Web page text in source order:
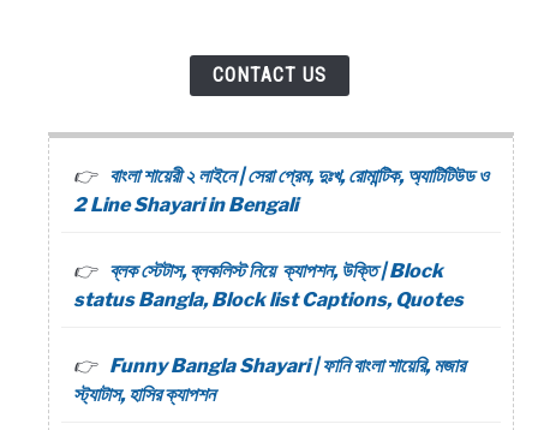
CONTACT US
বাংলা শায়েরী ২ লাইনে | সেরা প্রেম, দুঃখ, রোমান্টিক, অ্যাটিটিউড ও
2 Line Shayari in Bengali
ব্লক স্টেটাস, ব্লকলিস্ট নিয়ে ক্যাপশন, উক্তি | Block
status Bangla, Block list Captions, Quotes
Funny Bangla Shayari | ফানি বাংলা শায়েরি, মজার
স্ট্যাটাস, হাসির ক্যাপশন